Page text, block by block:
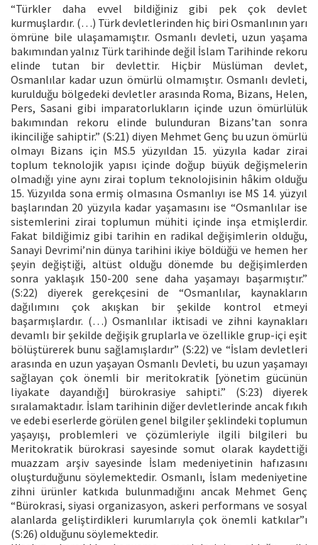
“Türkler daha evvel bildiğiniz gibi pek çok devlet
kurmuşlardır. (…) Türk devletlerinden hiç biri Osmanlının yarı
ömrüne bile ulaşamamıştır. Osmanlı devleti, uzun yaşama
bakımından yalnız Türk tarihinde değil İslam Tarihinde rekoru
elinde tutan bir devlettir. Hiçbir Müslüman devlet,
Osmanlılar kadar uzun ömürlü olmamıştır. Osmanlı devleti,
kurulduğu bölgedeki devletler arasında Roma, Bizans, Helen,
Pers, Sasani gibi imparatorlukların içinde uzun ömürlülük
bakımından rekoru elinde bulunduran Bizans’tan sonra
ikinciliğe sahiptir.” (S:21) diyen Mehmet Genç bu uzun ömürlü
olmayı Bizans için MS.5 yüzyıldan 15. yüzyıla kadar zirai
toplum teknolojik yapısı içinde doğup büyük değişmelerin
olmadığı yine aynı zirai toplum teknolojisinin hâkim olduğu
15. Yüzyılda sona ermiş olmasına Osmanlıyı ise MS 14. yüzyıl
başlarından 20 yüzyıla kadar yaşamasını ise “Osmanlılar ise
sistemlerini zirai toplumun mühiti içinde inşa etmişlerdir.
Fakat bildiğimiz gibi tarihin en radikal değişimlerin olduğu,
Sanayi Devrimi’nin dünya tarihini ikiye böldüğü ve hemen her
şeyin değiştiği, altüst olduğu dönemde bu değişimlerden
sonra yaklaşık 150-200 sene daha yaşamayı başarmıştır.”
(S:22) diyerek gerekçesini de “Osmanlılar, kaynakların
dağılımını çok akışkan bir şekilde kontrol etmeyi
başarmışlardır. (…) Osmanlılar iktisadi ve zihni kaynakları
devamlı bir şekilde değişik gruplarla ve özellikle grup-içi eşit
bölüştürerek bunu sağlamışlardır” (S:22) ve “İslam devletleri
arasında en uzun yaşayan Osmanlı Devleti, bu uzun yaşamayı
sağlayan çok önemli bir meritokratik [yönetim gücünün
liyakate dayandığı] bürokrasiye sahipti.” (S:23) diyerek
sıralamaktadır. İslam tarihinin diğer devletlerinde ancak fıkıh
ve edebi eserlerde görülen genel bilgiler şeklindeki toplumun
yaşayışı, problemleri ve çözümleriyle ilgili bilgileri bu
Meritokratik bürokrasi sayesinde somut olarak kaydettiği
muazzam arşiv sayesinde İslam medeniyetinin hafızasını
oluşturduğunu söylemektedir. Osmanlı, İslam medeniyetine
zihni ürünler katkıda bulunmadığını ancak Mehmet Genç
“Bürokrasi, siyasi organizasyon, askeri performans ve sosyal
alanlarda geliştirdikleri kurumlarıyla çok önemli katkılar”ı
(S:26) olduğunu söylemektedir.